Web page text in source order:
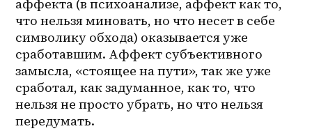
аффекта (в психоанализе, аффект как то,
что нельзя миновать, но что несет в себе
символику обхода) оказывается уже
сработавшим. Аффект субъективного
замысла, «стоящее на пути», так же уже
сработал, как задуманное, как то, что
нельзя не просто убрать, но что нельзя
передумать.